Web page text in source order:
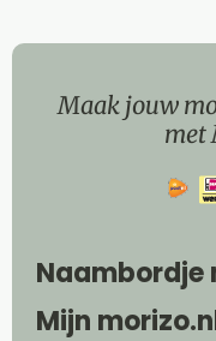
Maak jouw
met
Naambordje
Mijn